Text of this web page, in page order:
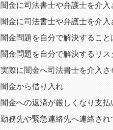
闇金に司法書士や弁護士を介
闇金に司法書士や弁護士を介
闇金問題を自分で解決すること
闇金問題を自分で解決するリス
実際に闇金へ司法書士を介入
闇金から借り入れ
闇金への返済が厳しくなり支払
勤務先や緊急連絡先へ連絡され